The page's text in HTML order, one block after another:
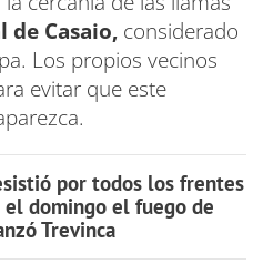
de Casaio, considerado
Los propios vecinos
evitar que este
por todos los frentes
el domingo el fuego de
Trevinca